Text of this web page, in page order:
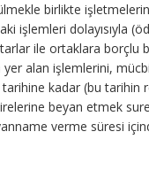
birlikte
işlemleri dolayısıyla
ile ortaklara borçlu
alan işlemlerini,
kadar (bu tarihin
beyan etmek
verme süresi